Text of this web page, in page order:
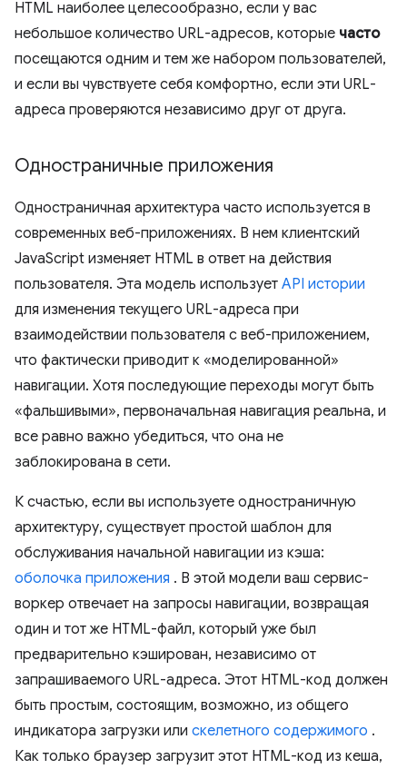
HTML наиболее целесообразно, если у вас
небольшое количество URL-адресов, которые часто
посещаются одним и тем же набором пользователей,
и если вы чувствуете себя комфортно, если эти URL-
адреса проверяются независимо друг от друга.
Одностраничные приложения
Одностраничная архитектура часто используется в
современных веб-приложениях. В нем клиентский
JavaScript изменяет HTML в ответ на действия
пользователя. Эта модель использует API истории
для изменения текущего URL-адреса при
взаимодействии пользователя с веб-приложением,
что фактически приводит к «моделированной»
навигации. Хотя последующие переходы могут быть
«фальшивыми», первоначальная навигация реальна, и
все равно важно убедиться, что она не
заблокирована в сети.
К счастью, если вы используете одностраничную
архитектуру, существует простой шаблон для
обслуживания начальной навигации из кэша:
оболочка приложения . В этой модели ваш сервис-
воркер отвечает на запросы навигации, возвращая
один и тот же HTML-файл, который уже был
предварительно кэширован, независимо от
запрашиваемого URL-адреса. Этот HTML-код должен
быть простым, состоящим, возможно, из общего
индикатора загрузки или скелетного содержимого .
Как только браузер загрузит этот HTML-код из кеша,